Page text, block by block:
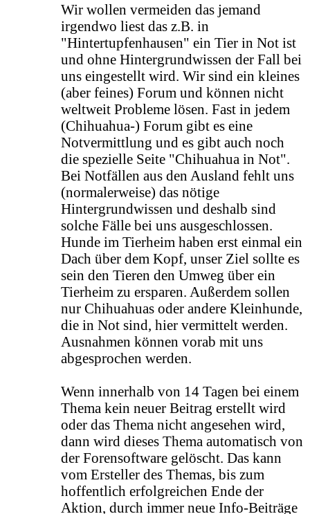
Wir wollen vermeiden das jemand
irgendwo liest das z.B. in
"Hintertupfenhausen" ein Tier in Not ist
und ohne Hintergrundwissen der Fall bei
uns eingestellt wird. Wir sind ein kleines
(aber feines) Forum und können nicht
weltweit Probleme lösen. Fast in jedem
(Chihuahua-) Forum gibt es eine
Notvermittlung und es gibt auch noch
die spezielle Seite "Chihuahua in Not".
Bei Notfällen aus den Ausland fehlt uns
(normalerweise) das nötige
Hintergrundwissen und deshalb sind
solche Fälle bei uns ausgeschlossen.
Hunde im Tierheim haben erst einmal ein
Dach über dem Kopf, unser Ziel sollte es
sein den Tieren den Umweg über ein
Tierheim zu ersparen. Außerdem sollen
nur Chihuahuas oder andere Kleinhunde,
die in Not sind, hier vermittelt werden.
Ausnahmen können vorab mit uns
abgesprochen werden.
Wenn innerhalb von 14 Tagen bei einem
Thema kein neuer Beitrag erstellt wird
oder das Thema nicht angesehen wird,
dann wird dieses Thema automatisch von
der Forensoftware gelöscht. Das kann
vom Ersteller des Themas, bis zum
hoffentlich erfolgreichen Ende der
Aktion, durch immer neue Info-Beiträge